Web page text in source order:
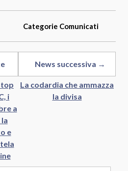
Categorie Comunicati
i
a
e
News successiva →
La codardia che ammazza
la divisa